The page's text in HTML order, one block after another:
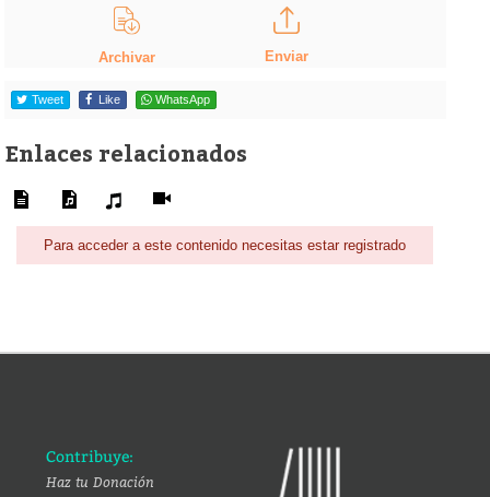
Archivar Enviar
Tweet Like WhatsApp
Enlaces relacionados
Para acceder a este contenido necesitas estar registrado
Contribuye:
Haz tu Donación